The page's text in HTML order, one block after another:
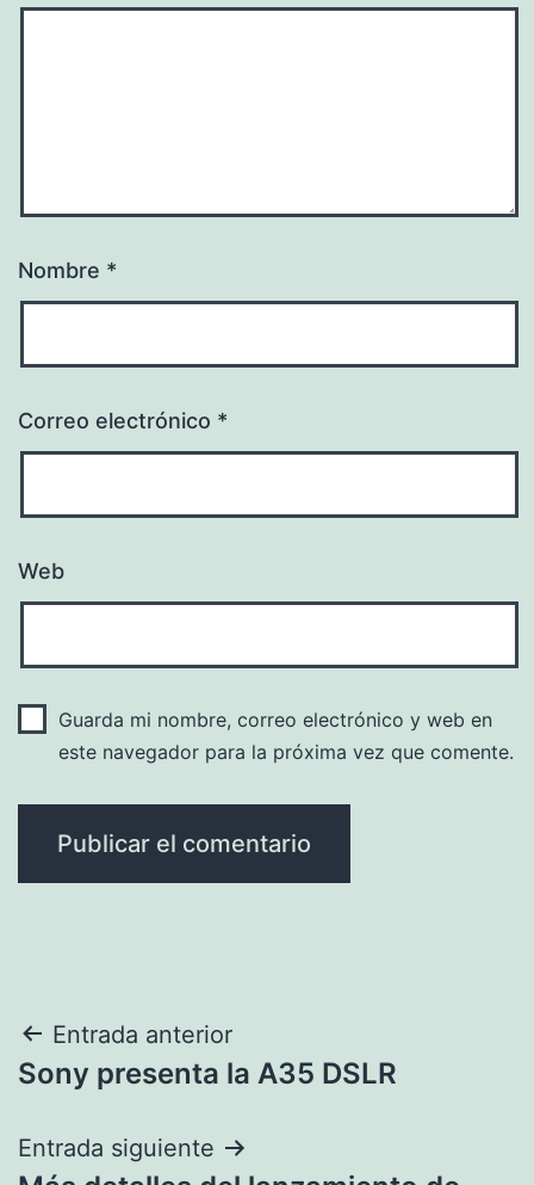
Nombre *
Correo electrónico *
Web
Guarda mi nombre, correo electrónico y web en
este navegador para la próxima vez que comente.
Navegación
de
entradas
Entrada anterior
Sony presenta la A35 DSLR
Entrada siguiente